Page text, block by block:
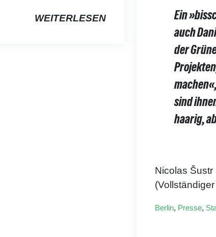
WEITERLESEN
Ein
auch
der
sind
haarig,
Nicolas
Berlin, Presse,